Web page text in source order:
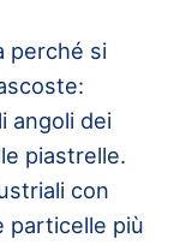
perché si
angoli dei
piastrelle.
con
particelle più